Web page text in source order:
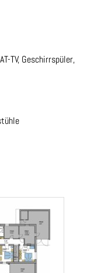
TV, Geschirrspüler,